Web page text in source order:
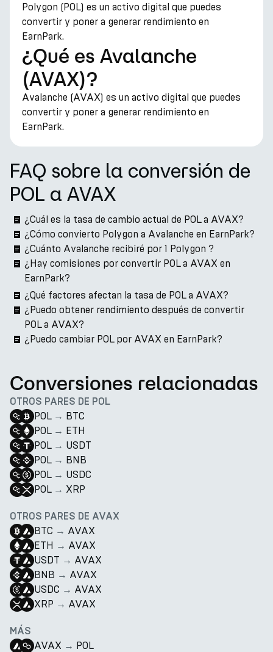
Polygon (POL) es un activo digital que puedes
convertir y poner a generar rendimiento en
EarnPark.
¿Qué es Avalanche
(AVAX)?
Avalanche (AVAX) es un activo digital que puedes
convertir y poner a generar rendimiento en
EarnPark.
FAQ sobre la conversión de
POL a AVAX
¿Cuál es la tasa de cambio actual de POL a AVAX?
¿Cómo convierto Polygon a Avalanche en EarnPark?
¿Cuánto Avalanche recibiré por 1 Polygon ?
¿Hay comisiones por convertir POL a AVAX en
EarnPark?
¿Qué factores afectan la tasa de POL a AVAX?
¿Puedo obtener rendimiento después de convertir
POL a AVAX?
¿Puedo cambiar POL por AVAX en EarnPark?
Conversiones relacionadas
OTROS PARES DE POL
POL → BTC
POL → ETH
POL → USDT
POL → BNB
POL → USDC
POL → XRP
OTROS PARES DE AVAX
BTC → AVAX
ETH → AVAX
USDT → AVAX
BNB → AVAX
USDC → AVAX
XRP → AVAX
MÁS
AVAX → POL